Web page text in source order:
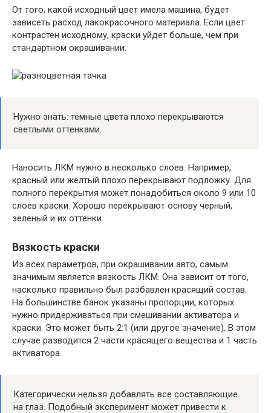
От того, какой исходный цвет имела машина, будет
зависеть расход лакокрасочного материала. Если цвет
контрастен исходному, краски уйдет больше, чем при
стандартном окрашивании.
Нужно знать: темные цвета плохо перекрываются
светлыми оттенками.
Наносить ЛКМ нужно в несколько слоев. Например,
красный или желтый плохо перекрывают подложку. Для
полного перекрытия может понадобиться около 9 или 10
слоев краски. Хорошо перекрывают основу черный,
зеленый и их оттенки.
Вязкость краски
Из всех параметров, при окрашивании авто, самым
значимым является вязкость ЛКМ. Она зависит от того,
насколько правильно был разбавлен красящий состав.
На большинстве банок указаны пропорции, которых
нужно придерживаться при смешивании активатора и
краски. Это может быть 2:1 (или другое значение). В этом
случае разводится 2 части красящего вещества и 1 часть
активатора.
Категорически нельзя добавлять все составляющие
на глаз. Подобный эксперимент может привести к